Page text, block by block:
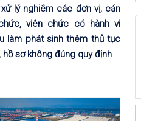
lý nghiêm các đơn vị, cán
viên chức có hành vi
làm phát sinh thêm thủ tục
hồ sơ không đúng quy định